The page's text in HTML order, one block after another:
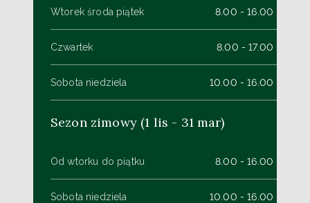
Wtorek środa piątek 8.00 - 16.00
Czwartek 8.00 - 17.00
Sobota niedziela 10.00 - 16.00
Sezon zimowy (1 lis - 31 mar)
Od wtorku do piątku 8.00 - 16.00
Sobota niedziela 10.00 - 16.00